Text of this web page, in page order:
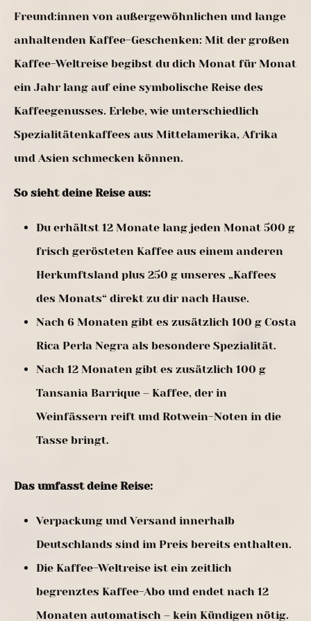
Freund:innen von außergewöhnlichen und lange
anhaltenden Kaffee-Geschenken: Mit der großen
Kaffee-Weltreise begibst du dich Monat für Monat
ein Jahr lang auf eine symbolische Reise des
Kaffeegenusses. Erlebe, wie unterschiedlich
Spezialitätenkaffees aus Mittelamerika, Afrika
und Asien schmecken können.
So sieht deine Reise aus:
Du erhältst 12 Monate lang jeden Monat 500 g
frisch gerösteten Kaffee aus einem anderen
Herkunftsland plus 250 g unseres „Kaffees
des Monats“ direkt zu dir nach Hause.
Nach 6 Monaten gibt es zusätzlich 100 g Costa
Rica Perla Negra als besondere Spezialität.
Nach 12 Monaten gibt es zusätzlich 100 g
Tansania Barrique – Kaffee, der in
Weinfässern reift und Rotwein-Noten in die
Tasse bringt.
Das umfasst deine Reise:
Verpackung und Versand innerhalb
Deutschlands sind im Preis bereits enthalten.
Die Kaffee-Weltreise ist ein zeitlich
begrenztes Kaffee-Abo und endet nach 12
Monaten automatisch – kein Kündigen nötig.